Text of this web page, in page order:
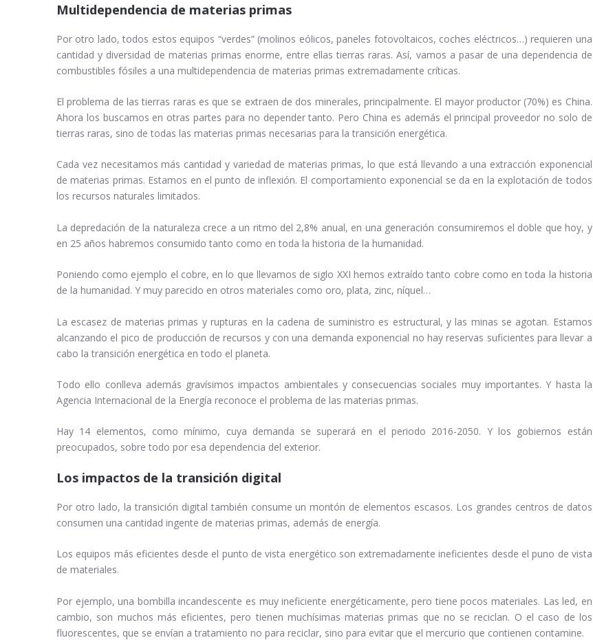
Multidependencia de materias primas
Por otro lado, todos estos equipos “verdes” (molinos eólicos, paneles fotovoltaicos, coches eléctricos…) requieren una
cantidad y diversidad de materias primas enorme, entre ellas tierras raras. Así, vamos a pasar de una dependencia de
combustibles fósiles a una multidependencia de materias primas extremadamente críticas.
El problema de las tierras raras es que se extraen de dos minerales, principalmente. El mayor productor (70%) es China.
Ahora los buscamos en otras partes para no depender tanto. Pero China es además el principal proveedor no solo de
tierras raras, sino de todas las materias primas necesarias para la transición energética.
Cada vez necesitamos más cantidad y variedad de materias primas, lo que está llevando a una extracción exponencial
de materias primas. Estamos en el punto de inflexión. El comportamiento exponencial se da en la explotación de todos
los recursos naturales limitados.
La depredación de la naturaleza crece a un ritmo del 2,8% anual, en una generación consumiremos el doble que hoy, y
en 25 años habremos consumido tanto como en toda la historia de la humanidad.
Poniendo como ejemplo el cobre, en lo que llevamos de siglo XXI hemos extraído tanto cobre como en toda la historia
de la humanidad. Y muy parecido en otros materiales como oro, plata, zinc, níquel…
La escasez de materias primas y rupturas en la cadena de suministro es estructural, y las minas se agotan. Estamos
alcanzando el pico de producción de recursos y con una demanda exponencial no hay reservas suficientes para llevar a
cabo la transición energética en todo el planeta.
Todo ello conlleva además gravísimos impactos ambientales y consecuencias sociales muy importantes. Y hasta la
Agencia Internacional de la Energía reconoce el problema de las materias primas.
Hay 14 elementos, como mínimo, cuya demanda se superará en el periodo 2016-2050. Y los gobiernos están
preocupados, sobre todo por esa dependencia del exterior.
Los impactos de la transición digital
Por otro lado, la transición digital también consume un montón de elementos escasos. Los grandes centros de datos
consumen una cantidad ingente de materias primas, además de energía.
Los equipos más eficientes desde el punto de vista energético son extremadamente ineficientes desde el puno de vista
de materiales.
Por ejemplo, una bombilla incandescente es muy ineficiente energéticamente, pero tiene pocos materiales. Las led, en
cambio, son muchos más eficientes, pero tienen muchísimas materias primas que no se reciclan. O el caso de los
fluorescentes, que se envían a tratamiento no para reciclar, sino para evitar que el mercurio que contienen contamine.